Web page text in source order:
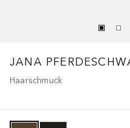
JANA
Haarschmuck